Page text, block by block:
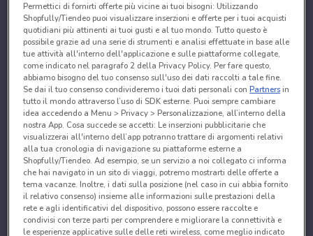
Permettici di fornirti offerte più vicine ai tuoi bisogni: Utilizzando
Shopfully/Tiendeo puoi visualizzare inserzioni e offerte per i tuoi acquisti
quotidiani più attinenti ai tuoi gusti e al tuo mondo. Tutto questo è
possibile grazie ad una serie di strumenti e analisi effettuate in base alle
tue attività all'interno dell'applicazione e sulle piattaforme collegate,
come indicato nel paragrafo 2 della Privacy Policy. Per fare questo,
abbiamo bisogno del tuo consenso sull'uso dei dati raccolti a tale fine.
Se dai il tuo consenso condivideremo i tuoi dati personali conPartnersin
tutto il mondo attraverso l’uso di SDK esterne. Puoi sempre cambiare
idea accedendo a Menu > Privacy > Personalizzazione, all’interno della
nostra App. Cosa succede se accetti: Le inserzioni pubblicitarie che
visualizzerai all'interno dell’app potranno trattare di argomenti relativi
alla tua cronologia di navigazione su piattaforme esterne a
Shopfully/Tiendeo. Ad esempio, se un servizio a noi collegato ci informa
che hai navigato in un sito di viaggi, potremo mostrarti delle offerte a
tema vacanze. Inoltre, i dati sulla posizione (nel caso in cui abbia fornito
il relativo consenso) insieme alle informazioni sulle prestazioni della
rete e agli identificativi del dispositivo, possono essere raccolte e
condivisi con terze parti per comprendere e migliorare la connettività e
le esperienze applicative sulle delle reti wireless, come meglio indicato